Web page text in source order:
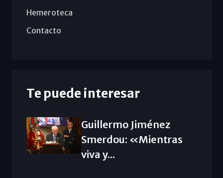
Hemeroteca
Contacto
Te puede interesar
Guillermo Jiménez
Smerdou: «Mientras
viva y...